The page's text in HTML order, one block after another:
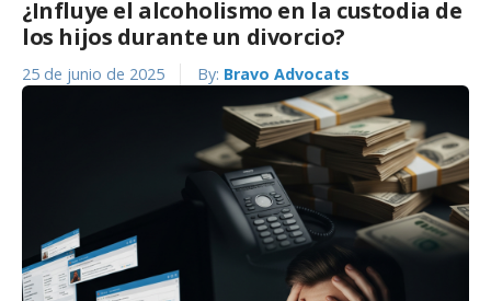
¿Influye el alcoholismo en la custodia de
los hijos durante un divorcio?
25 de junio de 2025 By: Bravo Advocats